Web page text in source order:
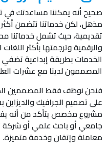
مذهل، لكن خدماتنا تتضمن
تقديمية، حيث تشمل خدماتنا
والرقمية وترجمتها بأكثر
الخدمات بطريقة إبداعية
المصممون لدينا مع عشرات
فنحن نوظف فقط المصممين
على تصميم الجرافيك
مشروع مخصص يتأكد من أنه
جامعي أو باحث علمي أو شركة
معاملة وإتقان وخدمة متميزة.